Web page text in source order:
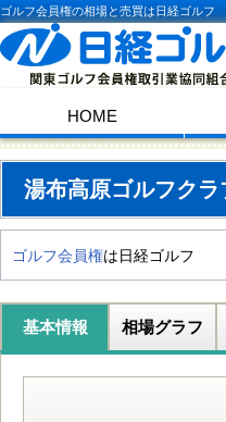
ゴルフ会員権の相場と売買は日経ゴルフ
HOME
湯布高原ゴルフクラ
ゴルフ会員権は日経ゴルフ
基本情報 相場グラフ